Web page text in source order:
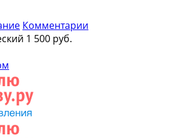
Комментарии
1 500 руб.